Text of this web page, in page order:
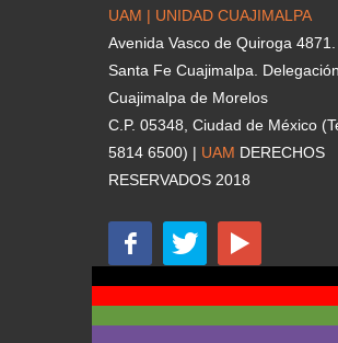
UAM | UNIDAD CUAJIMALPA
Avenida Vasco de Quiroga 4871.
Santa Fe Cuajimalpa. Delegación
Cuajimalpa de Morelos
C.P. 05348, Ciudad de México
5814 6500) | UAM DERECHOS
RESERVADOS 2018